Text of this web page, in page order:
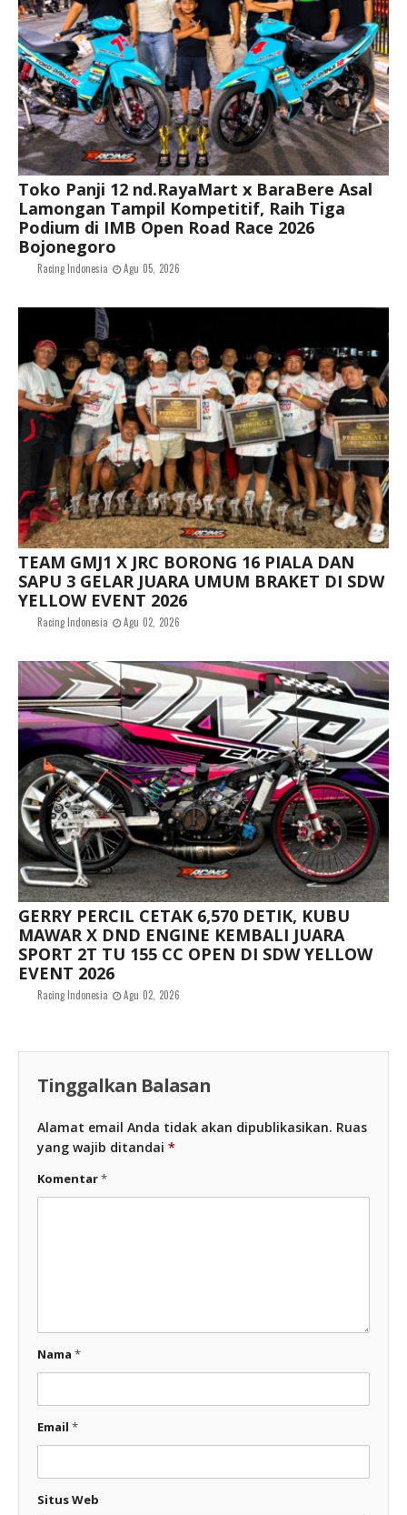
Toko Panji 12 nd.RayaMart x BaraBere Asal
Lamongan Tampil Kompetitif, Raih Tiga
Podium di IMB Open Road Race 2026
Bojonegoro
Racing Indonesia Agu 05, 2026
TEAM GMJ1 X JRC BORONG 16 PIALA DAN
SAPU 3 GELAR JUARA UMUM BRAKET DI SDW
YELLOW EVENT 2026
Racing Indonesia Agu 02, 2026
GERRY PERCIL CETAK 6,570 DETIK, KUBU
MAWAR X DND ENGINE KEMBALI JUARA
SPORT 2T TU 155 CC OPEN DI SDW YELLOW
EVENT 2026
Racing Indonesia Agu 02, 2026
Tinggalkan Balasan
Alamat email Anda tidak akan dipublikasikan. Ruas
yang wajib ditandai *
Komentar*
Nama *
Email *
Situs Web